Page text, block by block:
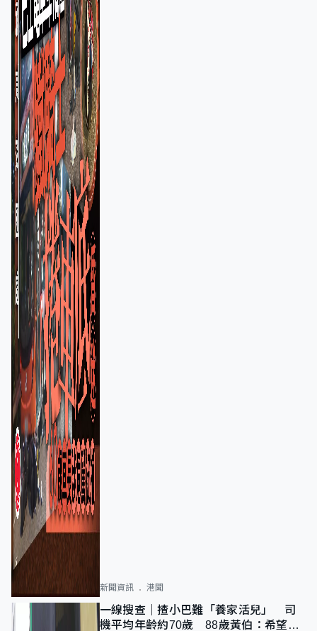
新聞資訊 港聞
一線搜查｜揸小巴難「養家活兒」 司
機平均年齡約70歲 88歲黃伯：希望一